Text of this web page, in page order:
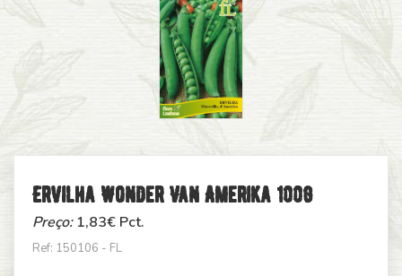
Ervilha Wonder Van Amerika 100g
Preço:1,83€ Pct.
Ref: 150106 - FL